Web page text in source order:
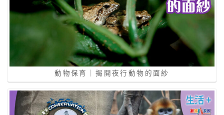
動物保育｜揭開夜行動物的面紗